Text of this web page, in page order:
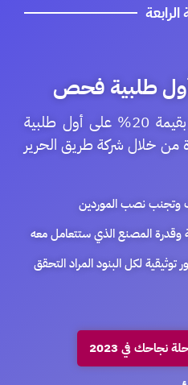
الرابعة
سوف تحصل على خصم بقيمة 20% على أول طلبية
خلال شركة طريق الحرير
نصب الموردين
وقدرة المصنع الذي ستتعامل معه
لكل البنود المراد التحقق
نجاحك في 2023